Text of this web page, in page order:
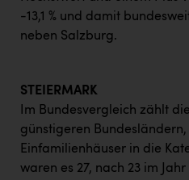
-13,1 % und damit
neben Salzburg.
STEIERMARK
Im Bundesvergleich zählt
günstigeren
Einfamilienhäuser in die
waren es 27, nach 23 im